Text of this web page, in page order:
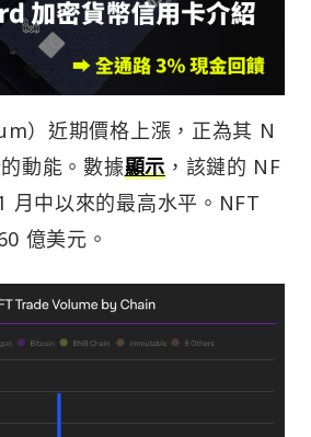
）近期價格上漲，正為其 N
動能。數據顯示，該鏈的 NF
月中以來的最高水平。NFT
億美元。